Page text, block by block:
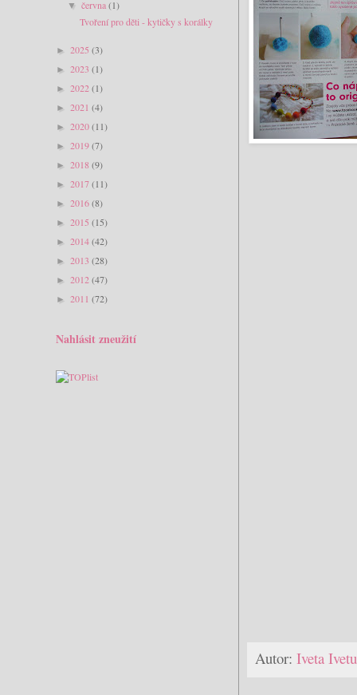
Autor: Iveta
▼června(1)
Tvoření pro děti - kytičky s korálky
► 2025 (3)
► 2023 (1)
► 2022(1)
► 2021 (4)
► 2020(11)
► 2019(7)
► 2018 (9)
► 2017(11)
► 2016(8)
► 2015 (15)
► 2014(42)
► 2013 (28)
► 2012(47)
► 2011 (72)
Nahlásit zneužití